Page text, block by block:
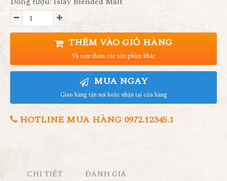
THÊM VÀO GIỎ HÀNG
Và xem thêm các sản phẩm khác
MUA NGAY
Giao hàng tận nơi hoặc nhận tại cửa hàng
HOTLINE MUA HÀNG 0972.12345.1
CHI TIẾT ĐÁNH GIÁ